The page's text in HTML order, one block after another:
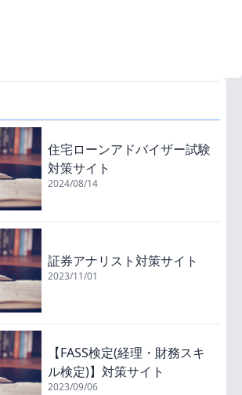
住宅ローンアドバイザー試験
対策サイト
2024/08/14
証券アナリスト対策サイト
2023/11/01
【FASS検定(経理・財務スキ
ル検定)】対策サイト
2023/09/06